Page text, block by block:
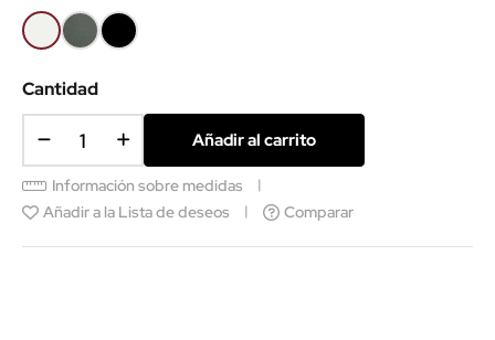
BlancoGris
forja
Negro
Cantidad
Añadir al carrito
Información sobre medidas
Añadir a la Lista de deseos
Comparar